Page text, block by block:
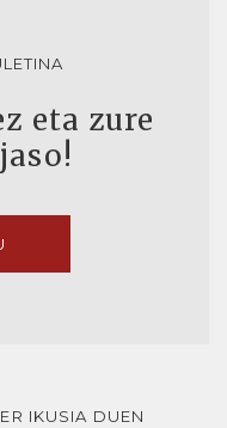
eta zure
IKUSIA DUEN